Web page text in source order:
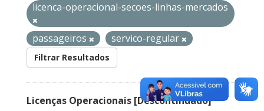
licenca-operacional-secoes-linhas-mercados
passageiros servico-regular
Filtrar Resultados
Licenças Operacionais [Descontinuado]